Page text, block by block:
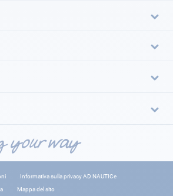
Informativa sulla privacy AD NAUTICe
Mappa del sito